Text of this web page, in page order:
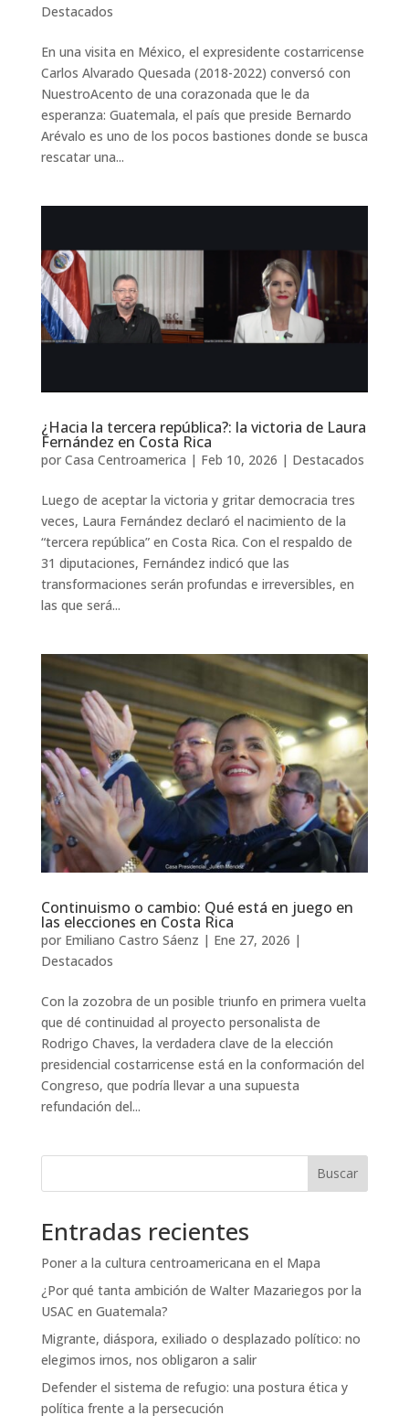
Destacados
En una visita en México, el expresidente costarricense
Carlos Alvarado Quesada (2018-2022) conversó con
NuestroAcento de una corazonada que le da
esperanza: Guatemala, el país que preside Bernardo
Arévalo es uno de los pocos bastiones donde se busca
rescatar una...
¿Hacia la tercera república?: la victoria de Laura
Fernández en Costa Rica
por Casa Centroamerica | Feb 10, 2026 | Destacados
Luego de aceptar la victoria y gritar democracia tres
veces, Laura Fernández declaró el nacimiento de la
“tercera república” en Costa Rica. Con el respaldo de
31 diputaciones, Fernández indicó que las
transformaciones serán profundas e irreversibles, en
las que será...
Continuismo o cambio: Qué está en juego en
las elecciones en Costa Rica
por Emiliano Castro Sáenz | Ene 27, 2026 |
Destacados
Con la zozobra de un posible triunfo en primera vuelta
que dé continuidad al proyecto personalista de
Rodrigo Chaves, la verdadera clave de la elección
presidencial costarricense está en la conformación del
Congreso, que podría llevar a una supuesta
refundación del...
Buscar
Entradas recientes
Poner a la cultura centroamericana en el Mapa
¿Por qué tanta ambición de Walter Mazariegos por la
USAC en Guatemala?
Migrante, diáspora, exiliado o desplazado político: no
elegimos irnos, nos obligaron a salir
Defender el sistema de refugio: una postura ética y
política frente a la persecución